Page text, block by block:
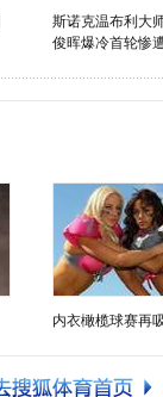
斯诺克温布利大
俊晖爆冷首轮惨
内衣橄榄球赛再